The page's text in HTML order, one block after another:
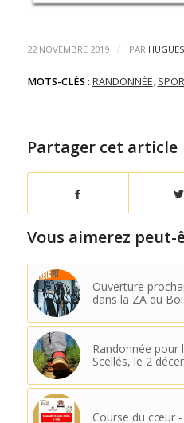
22 NOVEMBRE 2019 / PAR
MOTS-CLÉS : RANDONNÉE,
Partager cet article
Vous aimerez peut-
Ouverture
dans la ZA du
Randonnée pour
Scellés, le 2
Course du cœur